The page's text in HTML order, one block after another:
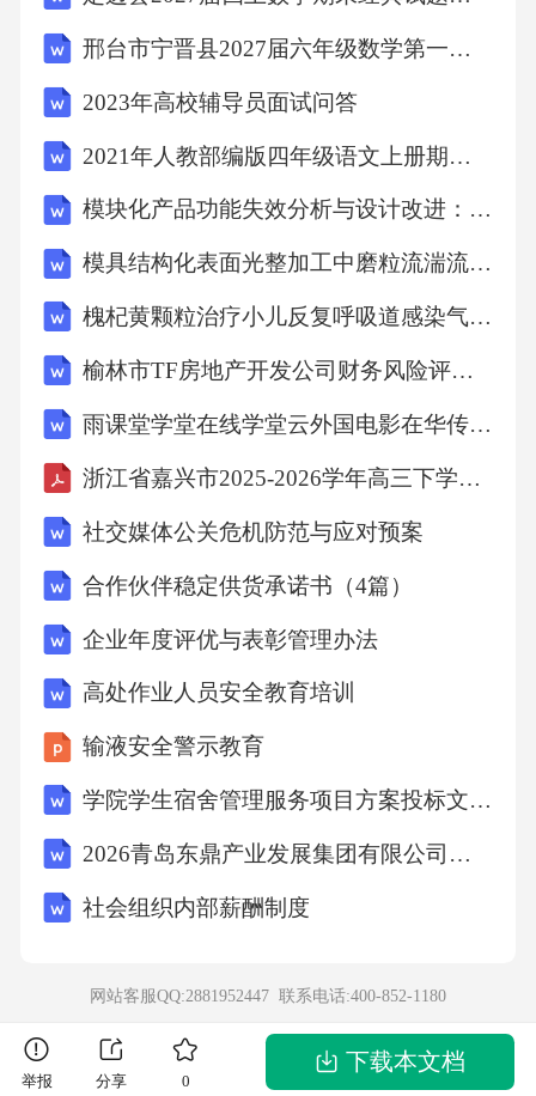
邢台市宁晋县2027届六年级数学第一学期期末达标检测模拟试题含解析
2023年高校辅导员面试问答
2021年人教部编版四年级语文上册期中考试卷()
模块化产品功能失效分析与设计改进：理论、实践与创新
模具结构化表面光整加工中磨粒流湍流调控与加工机理深度剖析
槐杞黄颗粒治疗小儿反复呼吸道感染气阴两虚证的临床探究与成效分析
榆林市TF房地产开发公司财务风险评估与防范：基于市场与企业双视角的剖析
雨课堂学堂在线学堂云外国电影在华传播史(中国传媒大学)单元测试考核答案
浙江省嘉兴市2025-2026学年高三下学期二模英语试题+答案
社交媒体公关危机防范与应对预案
合作伙伴稳定供货承诺书（4篇）
企业年度评优与表彰管理办法
高处作业人员安全教育培训
输液安全警示教育
学院学生宿舍管理服务项目方案投标文件（技术方案）
2026青岛东鼎产业发展集团有限公司招聘笔试备考题库及答案解析
社会组织内部薪酬制度
网站客服QQ:2881952447 联系电话:400-852-1180
举报 分享 0
下载本文档